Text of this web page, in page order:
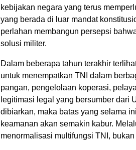
kebijakan negara yang terus
yang berada di luar mandat
perlahan membangun persepsi
solusi militer.
Dalam beberapa tahun terakhir
untuk menempatkan TNI dalam
pangan, pengelolaan koperasi,
legitimasi legal yang bersumber dari
dibiarkan, maka batas yang selama
keamanan akan semakin kabur.
menormalisasi multifungsi TNI,